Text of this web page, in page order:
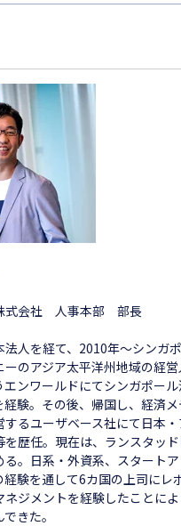
式会社 人事本部 部長
法人を経て、2010年～シンガ
ーのアジア太平洋州地域の経
エンワールドにてシンガポー
経験。その後、帰国し、経済
るユーザベース社にて日本・
を歴任。現在は、ランスタッ
る。日系・外資系、スタート
経験を通して6カ国の上司にレ
ネジメントを経験したことに
きた。